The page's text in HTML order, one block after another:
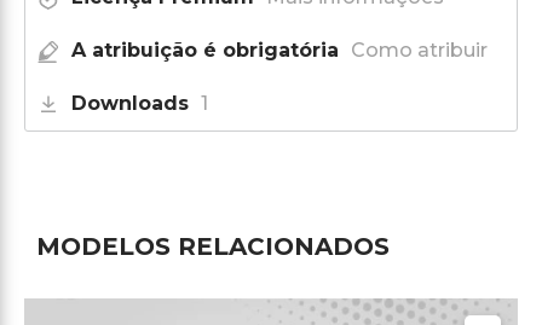
A atribuição é obrigatória Como atribuir
Downloads 1
MODELOS RELACIONADOS